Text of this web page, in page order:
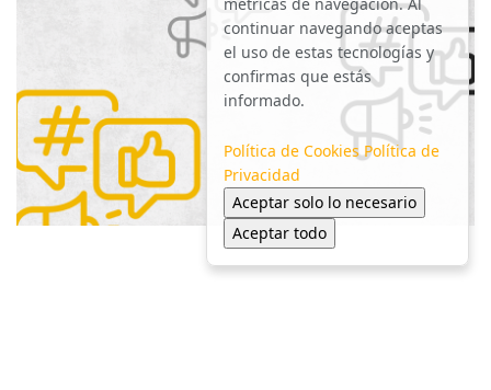
continuar navegando aceptas
el uso de estas tecnologías y
confirmas que estás
informado.
Política de Cookies Política de
Privacidad
Aceptar solo lo necesario
Aceptar todo